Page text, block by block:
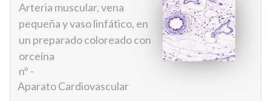
Arteria muscular, vena
pequeña y vaso linfático, en
un preparado coloreado con
orceína
nº -
Aparato Cardiovascular